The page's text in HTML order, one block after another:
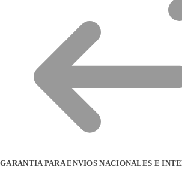
GARANTIA PARA ENVIOS NACIONALES E